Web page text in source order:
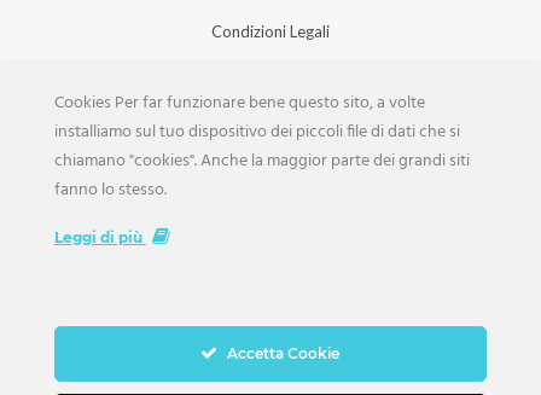
Condizioni Legali
Iscrizione Aziende
Scarica la Rivista
Cookies Per far funzionare bene questo sito, a volte
installiamo sul tuo dispositivo dei piccoli file di dati che si
chiamano "cookies". Anche la maggior parte dei grandi siti
fanno lo stesso.
Leggi di più
Accetta Cookie